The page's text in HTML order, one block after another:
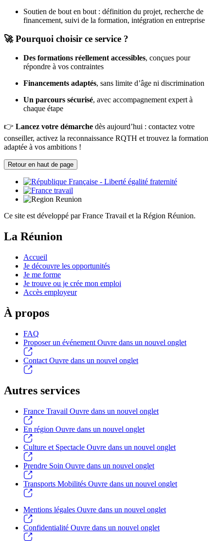
Soutien de bout en bout : définition du projet, recherche de
financement, suivi de la formation, intégration en entreprise
🚀 Pourquoi choisir ce service ?
Des formations réellement accessibles, conçues pour
répondre à vos contraintes
Financements adaptés, sans limite d’âge ni discrimination
Un parcours sécurisé, avec accompagnement expert à
chaque étape
👉 Lancez votre démarche dès aujourd’hui : contactez votre
conseiller, activez la reconnaissance RQTH et trouvez la formation
adaptée à vos ambitions !
Retour en haut de page
Ce site est développé par France Travail et la Région Réunion.
La Réunion
Accueil
Je découvre les opportunités
Je me forme
Je trouve ou je crée mon emploi
Accès employeur
À propos
FAQ
Proposer un événement Ouvre dans un nouvel onglet
Contact Ouvre dans un nouvel onglet
Autres services
France Travail Ouvre dans un nouvel onglet
En région Ouvre dans un nouvel onglet
Culture et Spectacle Ouvre dans un nouvel onglet
Prendre Soin Ouvre dans un nouvel onglet
Transports Mobilités Ouvre dans un nouvel onglet
Mentions légales Ouvre dans un nouvel onglet
Confidentialité Ouvre dans un nouvel onglet